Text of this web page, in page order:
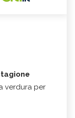
verdura per